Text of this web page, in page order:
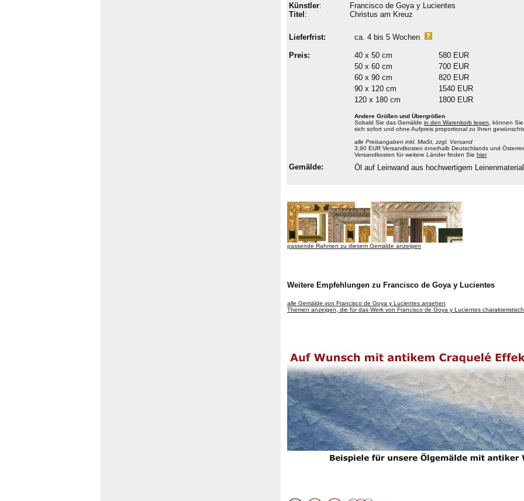
Künstler:
Titel :
Francisco de Goya y Lucientes
Christus am Kreuz
Lieferfrist: ca. 4 bis 5 Wochen
Preis: 40 x 50 cm
580 EUR
50 x 60 cm
700 EUR
60 x 90 cm
820 EUR
90 x 120 cm
1540 EUR
120 x 180 cm
1800 EUR
Andere Größen und Übergrößen
Sobald Sie das Gemälde in den Warenkorb legen , können
sich sofort und ohne Aufpreis proportional zu Ihren
alle Preisangaben inkl. MwSt, zzgl. Versand
3,90 EUR Versandkosten innerhalb Deutschlands und
Versandkosten für weitere Länder finden Sie hier
Gemälde: Öl auf Leinwand aus hochwertigem
passende Rahmen zu diesem Gemälde anzeigen
Weitere Empfehlungen zu Francisco de Goya y Lucientes
alle Gemälde von Francisco de Goya y Lucientes ansehen
Themen anzeigen, die für das Werk von Francisco de Goya y Lucientes